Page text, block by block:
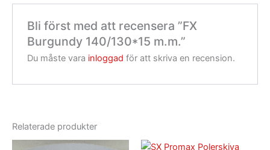
Bli först med att recensera ”FX
Burgundy 140/130*15 m.m.”
Du måste vara inloggad för att skriva en recension.
Relaterade produkter
Det
Det